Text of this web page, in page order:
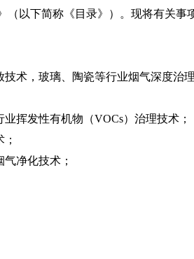
以下简称《目录》）。现将有关事
，玻璃、陶瓷等行业烟气深度治
发性有机物（VOCs）治理技术；
净化技术；